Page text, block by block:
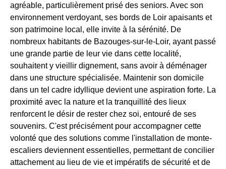
agréable, particulièrement prisé des seniors. Avec son
environnement verdoyant, ses bords de Loir apaisants et
son patrimoine local, elle invite à la sérénité. De
nombreux habitants de Bazouges-sur-le-Loir, ayant passé
une grande partie de leur vie dans cette localité,
souhaitent y vieillir dignement, sans avoir à déménager
dans une structure spécialisée. Maintenir son domicile
dans un tel cadre idyllique devient une aspiration forte. La
proximité avec la nature et la tranquillité des lieux
renforcent le désir de rester chez soi, entouré de ses
souvenirs. C'est précisément pour accompagner cette
volonté que des solutions comme l'installation de monte-
escaliers deviennent essentielles, permettant de concilier
attachement au lieu de vie et impératifs de sécurité et de